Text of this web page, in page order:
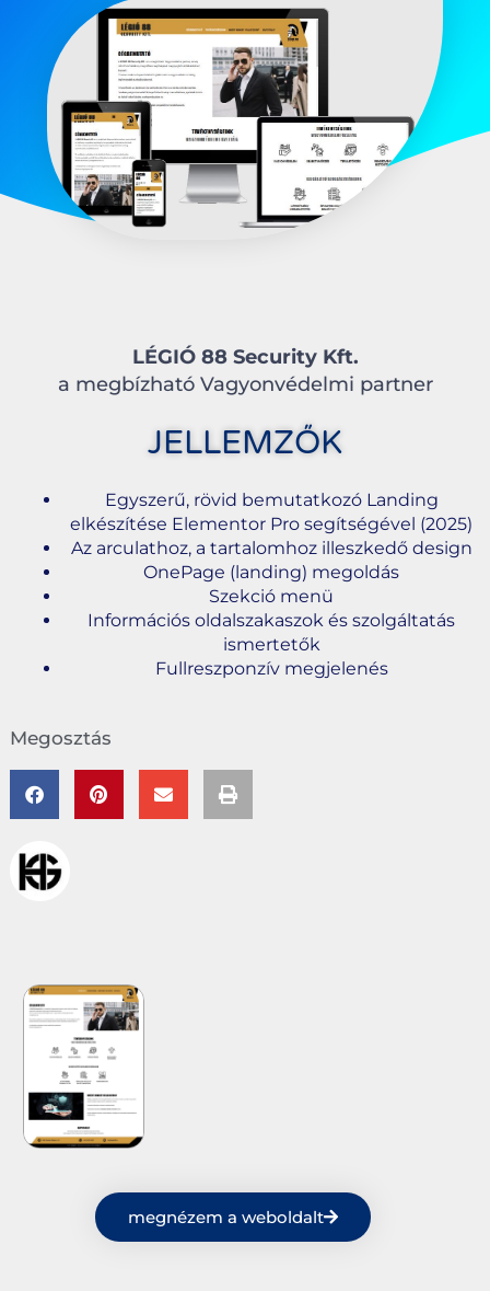
megnézem a weboldalt
LÉGIÓ 88 Security Kft.
a megbízható Vagyonvédelmi partner
JELLEMZŐK
Egyszerű, rövid bemutatkozó Landing
elkészítése Elementor Pro segítségével (2025)
Az arculathoz, a tartalomhoz illeszkedő design
OnePage (landing) megoldás
Szekció menü
Információs oldalszakaszok és szolgáltatás
ismertetők
Fullreszponzív megjelenés
Megosztás